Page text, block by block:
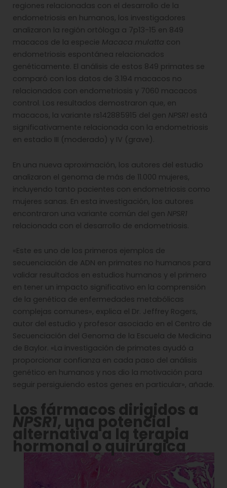
regiones relacionadas con el desarrollo de la
endometriosis en humanos, los investigadores
analizaron la región ortóloga a 7p13-15 en 849
macacos de la especie Macaca mulatta con
endometriosis espontánea relacionados
genéticamente. El análisis de estos 849 primates se
comparó con los datos de 3.194 macacos no
relacionados con endometriosis y 7060 macacos
control. Los resultados demostraron que, en
macacos, la variante rs142885915 del gen NPSR1 está
significativamente relacionada con la endometriosis
en estadio III (moderado) y IV (grave).
En una nueva aproximación, los autores del estudio
analizaron el genoma de más de 11.000 mujeres,
incluyendo tanto pacientes con endometriosis como
mujeres sanas. En esta investigación, los autores
encontraron una variante común del gen NPSR1
relacionada con el desarrollo de endometriosis.
«Este es uno de los primeros ejemplos de
secuenciación de ADN en primates no humanos para
validar resultados en estudios humanos y el primero
en tener un impacto significativo en la comprensión
de la genética de enfermedades metabólicas
complejas comunes», explica el Dr. Jeffrey Rogers,
autor del estudio y profesor asociado en el Centro de
Secuenciación del Genoma de la Escuela de Medicina
de Baylor. «La investigación de primates ayudó a
proporcionar confianza en cada paso del análisis
genético en humanos y nos dio la motivación para
seguir persiguiendo estos genes en particular», añade.
Los fármacos dirigidos a
NPSR1, una potencial
alternativa a la terapia
hormonal o quirúrgica